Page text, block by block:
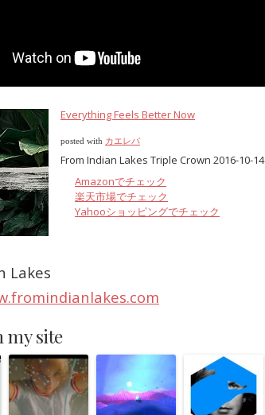
Everything Feels Better Now
posted with カエレバ
From Indian Lakes Triple Crown 2016-10-14
Amazonでチェック
楽天市場でチェック
Yahooショッピングでチェック
Lakes
my site